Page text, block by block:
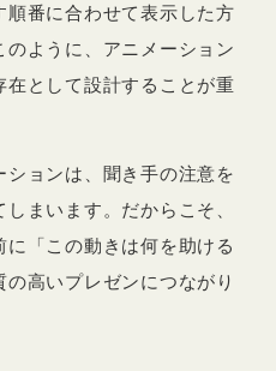
番に合わせて表示した方
ように、アニメーション
として設計することが重
ョンは、聞き手の注意を
まいます。だからこそ、
「この動きは何を助ける
高いプレゼンにつながり